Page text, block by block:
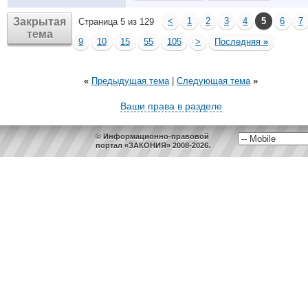
Закрытая
тема
Страница 5 из 129 < 1 2 3 4 5 6
7
9
10 15 55 105 > Последняя »
« Предыдущая тема| Следующая тема »
Ваши права в разделе
© Информационно-правовой
портал «ЗАКОНИЯ» 2008-2026.